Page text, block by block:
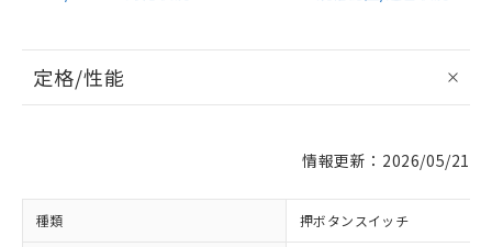
定格/性能
情報更新：2026/05/21
種類 押ボタンスイッチ